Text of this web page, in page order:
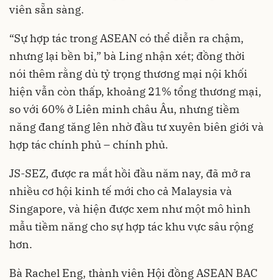
viên sẵn sàng.
“Sự hợp tác trong ASEAN có thể diễn ra chậm,
nhưng lại bền bỉ,” bà Ling nhận xét; đồng thời
nói thêm rằng dù tỷ trọng thương mại nội khối
hiện vẫn còn thấp, khoảng 21% tổng thương mại,
so với 60% ở Liên minh châu Âu, nhưng tiềm
năng đang tăng lên nhờ đầu tư xuyên biên giới và
hợp tác chính phủ – chính phủ.
JS-SEZ, được ra mắt hồi đầu năm nay, đã mở ra
nhiều cơ hội kinh tế mới cho cả Malaysia và
Singapore, và hiện được xem như một mô hình
mẫu tiềm năng cho sự hợp tác khu vực sâu rộng
hơn.
Bà Rachel Eng, thành viên Hội đồng ASEAN BAC